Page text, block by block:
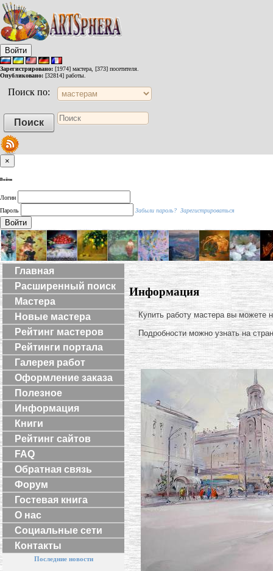
Войти
Зарегистрировано: [1974] мастера, [373] посетителя.
Опубликовано: [32814] работы.
Поиск по:
×
Войти
Логин
Пароль
Забыли пароль? Зарегистрироваться
Войти
Главная
Расширенный поиск
Мастера
Новые мастера
Рейтинг мастеров
Рейтинги портала
Галерея работ
Оформление заказа
Полезное
Информация
Книги
Рейтинг сайтов
FAQ
Обратная связь
Форум
Гостевая книга
О нас
Социальные сети
Контакты
Последние новости
Информация
Купить работу мастера вы можете
Подробности можно узнать на